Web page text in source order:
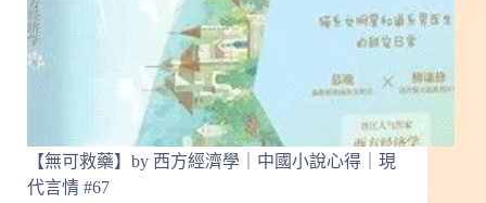
｜
現
代
言
情
#68
【無可救藥】by 西方經濟學｜中國小說心得｜現
代言情 #67